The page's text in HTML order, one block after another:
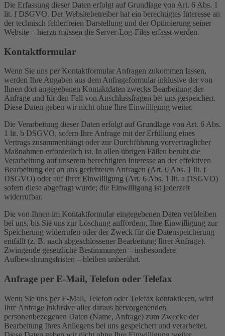
Die Erfassung dieser Daten erfolgt auf Grundlage von Art. 6 Abs. 1
lit. f DSGVO. Der Websitebetreiber hat ein berechtigtes Interesse an
der technisch fehlerfreien Darstellung und der Optimierung seiner
Website – hierzu müssen die Server-Log-Files erfasst werden.
Kontaktformular
Wenn Sie uns per Kontaktformular Anfragen zukommen lassen,
werden Ihre Angaben aus dem Anfrageformular inklusive der von
Ihnen dort angegebenen Kontaktdaten zwecks Bearbeitung der
Anfrage und für den Fall von Anschlussfragen bei uns gespeichert.
Diese Daten geben wir nicht ohne Ihre Einwilligung weiter.
Die Verarbeitung dieser Daten erfolgt auf Grundlage von Art. 6 Abs.
1 lit. b DSGVO, sofern Ihre Anfrage mit der Erfüllung eines
Vertrags zusammenhängt oder zur Durchführung vorvertraglicher
Maßnahmen erforderlich ist. In allen übrigen Fällen beruht die
Verarbeitung auf unserem berechtigten Interesse an der effektiven
Bearbeitung der an uns gerichteten Anfragen (Art. 6 Abs. 1 lit. f
DSGVO) oder auf Ihrer Einwilligung (Art. 6 Abs. 1 lit. a DSGVO)
sofern diese abgefragt wurde; die Einwilligung ist jederzeit
widerrufbar.
Die von Ihnen im Kontaktformular eingegebenen Daten verbleiben
bei uns, bis Sie uns zur Löschung auffordern, Ihre Einwilligung zur
Speicherung widerrufen oder der Zweck für die Datenspeicherung
entfällt (z. B. nach abgeschlossener Bearbeitung Ihrer Anfrage).
Zwingende gesetzliche Bestimmungen – insbesondere
Aufbewahrungsfristen – bleiben unberührt.
Anfrage per E-Mail, Telefon oder Telefax
Wenn Sie uns per E-Mail, Telefon oder Telefax kontaktieren, wird
Ihre Anfrage inklusive aller daraus hervorgehenden
personenbezogenen Daten (Name, Anfrage) zum Zwecke der
Bearbeitung Ihres Anliegens bei uns gespeichert und verarbeitet.